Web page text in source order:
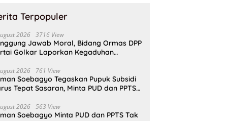
Terpopuler
2026 3716 View
Jawab Moral, Bidang Ormas DPP
Golkar Laporkan Kegaduhan
2026 761 View
Soebagyo Tegaskan Pupuk Subsidi
Tepat Sasaran, Minta PUD dan PPTS
2026 563 View
Soebagyo Minta PUD dan PPTS Tak